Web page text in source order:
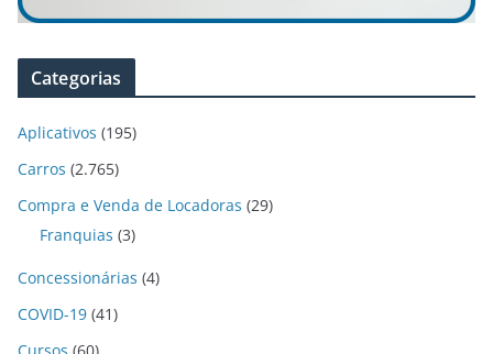
Categorias
Aplicativos (195)
Carros (2.765)
Compra e Venda de Locadoras (29)
Franquias (3)
Concessionárias (4)
COVID-19 (41)
Cursos (60)